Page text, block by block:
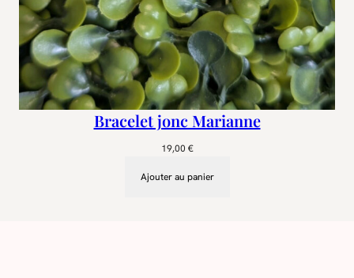
Bracelet jonc Marianne
19,00 €
Ajouter au panier